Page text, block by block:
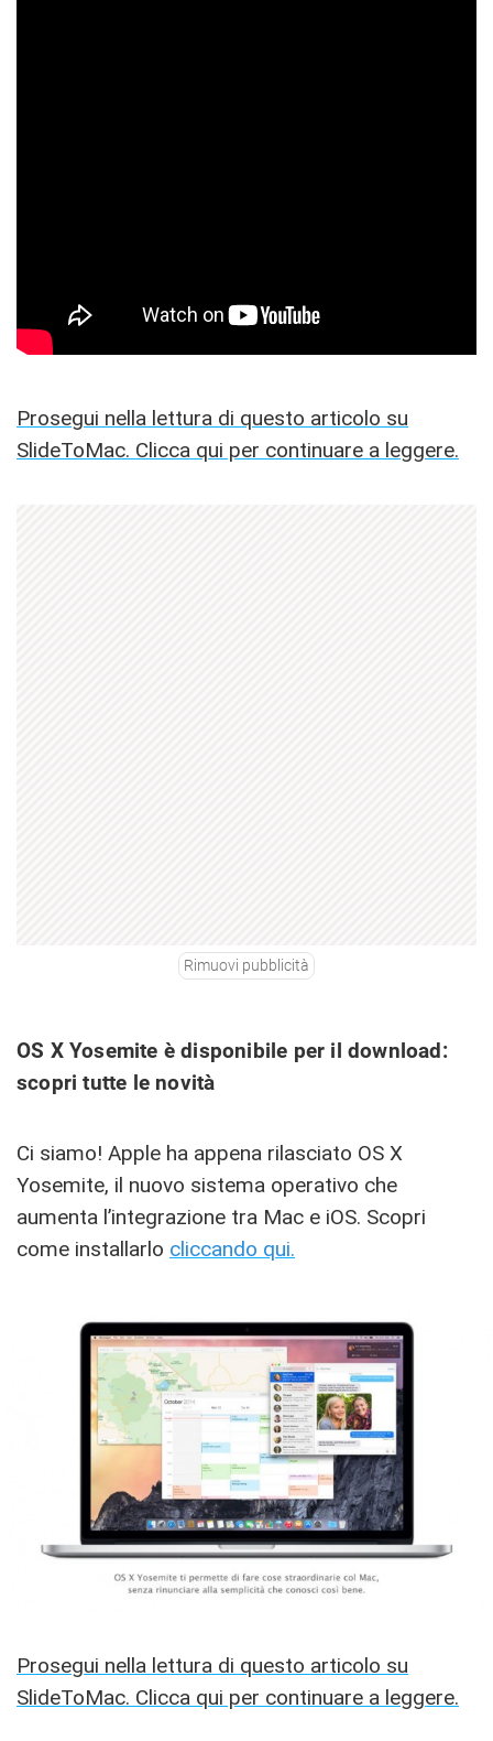
Prosegui nella lettura di questo articolo su
SlideToMac. Clicca qui per continuare a leggere.
Rimuovi pubblicità
OS X Yosemite è disponibile per il download:
scopri tutte le novità
Ci siamo! Apple ha appena rilasciato OS X
Yosemite, il nuovo sistema operativo che
aumenta l’integrazione tra Mac e iOS. Scopri
come installarlo cliccando qui.
Prosegui nella lettura di questo articolo su
SlideToMac. Clicca qui per continuare a leggere.